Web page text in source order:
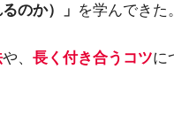
のか）」 を学んできた。
や、 長く付き合うコツに